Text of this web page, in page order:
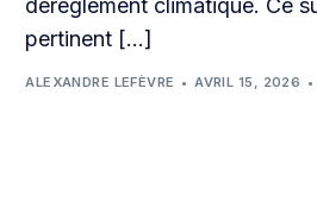
dérèglement climatique. Ce
pertinent […]
ALEXANDRE LEFÈVRE AVRIL 15, 2026